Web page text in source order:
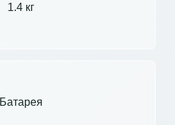
1.4 кг
Батарея